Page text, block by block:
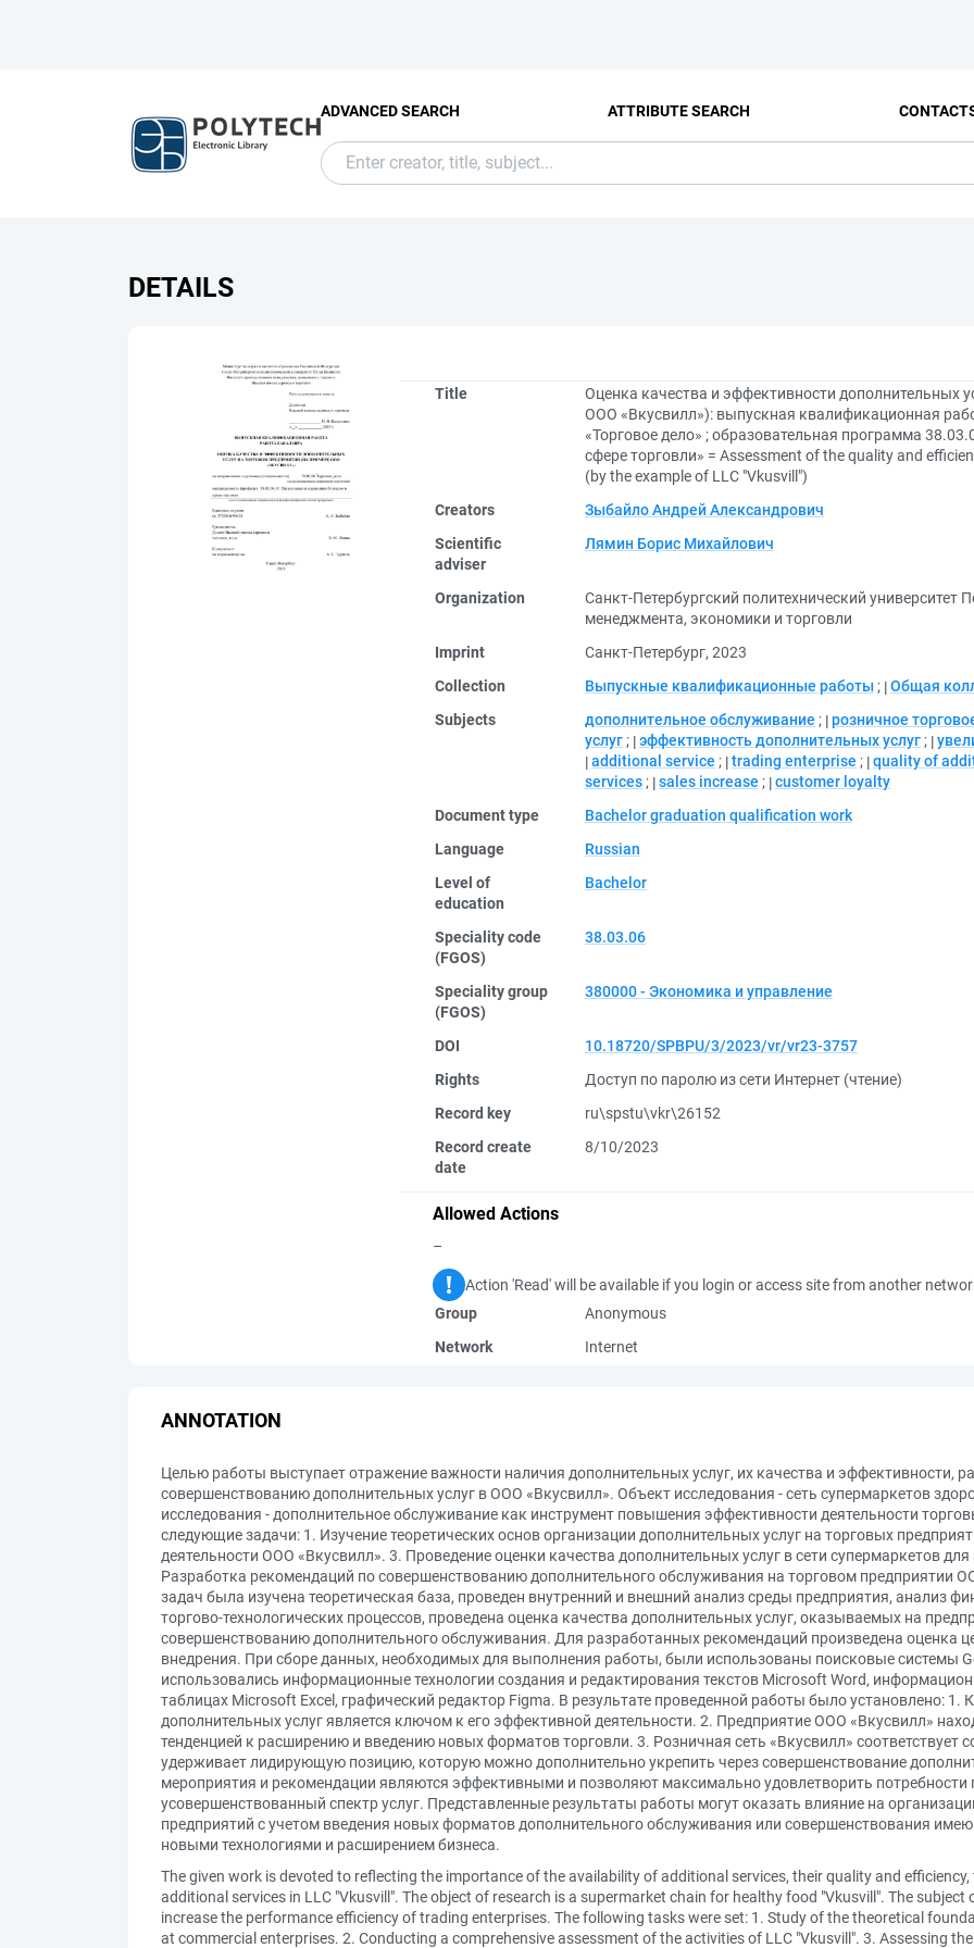
ADVANCED SEARCH ATTRIBUTE SEARCH
DETAILS
Title
Оценка качества и эффективности дополнительных
ООО «Вкусвилл»): выпускная квалификационная
«Торговое дело» ; образовательная программа
сфере торговли» = Assessment of the quality and
(by the example of LLC "Vkusvill")
Creators
Зыбайло Андрей Александрович
Scientific
adviser
Лямин Борис Михайлович
Organization
Санкт-Петербургский политехнический
менеджмента, экономики и торговли
Imprint
Санкт-Петербург, 2023
Collection
Выпускные квалификационные работы ; Общая
Subjects
дополнительное обслуживание ; розничное
услуг ; эффективность дополнительных услуг ;
additional service ; trading enterprise ; quality of
services ; sales increase ; customer loyalty
Document type
Bachelor graduation qualification work
Language
Russian
Level of
education
Bachelor
Speciality code
(FGOS)
38.03.06
Speciality group
(FGOS)
380000 - Экономика и управление
DOI
10.18720/SPBPU/3/2023/vr/vr23-3757
Rights
Доступ по паролю из сети Интернет (чтение)
Record key
ru\spstu\vkr\26152
Record create
date
8/10/2023
Allowed Actions
–
Action 'Read' will be available if you login or access site from another
Group
Anonymous
Network
Internet
ANNOTATION
Целью работы выступает отражение важности наличия дополнительных услуг, их качества и эффективности,
совершенствованию дополнительных услуг в ООО «Вкусвилл». Объект исследования - сеть супермаркетов
исследования - дополнительное обслуживание как инструмент повышения эффективности деятельности
следующие задачи: 1. Изучение теоретических основ организации дополнительных услуг на торговых
деятельности ООО «Вкусвилл». 3. Проведение оценки качества дополнительных услуг в сети супермаркетов
Разработка рекомендаций по совершенствованию дополнительного обслуживания на торговом предприятии
задач была изучена теоретическая база, проведен внутренний и внешний анализ среды предприятия, анализ
торгово-технологических процессов, проведена оценка качества дополнительных услуг, оказываемых на
совершенствованию дополнительного обслуживания. Для разработанных рекомендаций произведена оценка
внедрения. При сборе данных, необходимых для выполнения работы, были использованы поисковые системы
использовались информационные технологии создания и редактирования текстов Microsoft Word,
таблицах Microsoft Excel, графический редактор Figma. В результате проведенной работы было установлено:
дополнительных услуг является ключом к его эффективной деятельности. 2. Предприятие ООО «Вкусвилл»
тенденцией к расширению и введению новых форматов торговли. 3. Розничная сеть «Вкусвилл»
удерживает лидирующую позицию, которую можно дополнительно укрепить через совершенствование
мероприятия и рекомендации являются эффективными и позволяют максимально удовлетворить потребности
усовершенствованный спектр услуг. Представленные результаты работы могут оказать влияние на
предприятий с учетом введения новых форматов дополнительного обслуживания или совершенствования
новыми технологиями и расширением бизнеса.
The given work is devoted to reflecting the importance of the availability of additional services, their quality and
additional services in LLC "Vkusvill". The object of research is a supermarket chain for healthy food "Vkusvill". The
increase the performance efficiency of trading enterprises. The following tasks were set: 1. Study of the theoretical
at commercial enterprises. 2. Conducting a comprehensive assessment of the activities of LLC "Vkusvill". 3. Assessing